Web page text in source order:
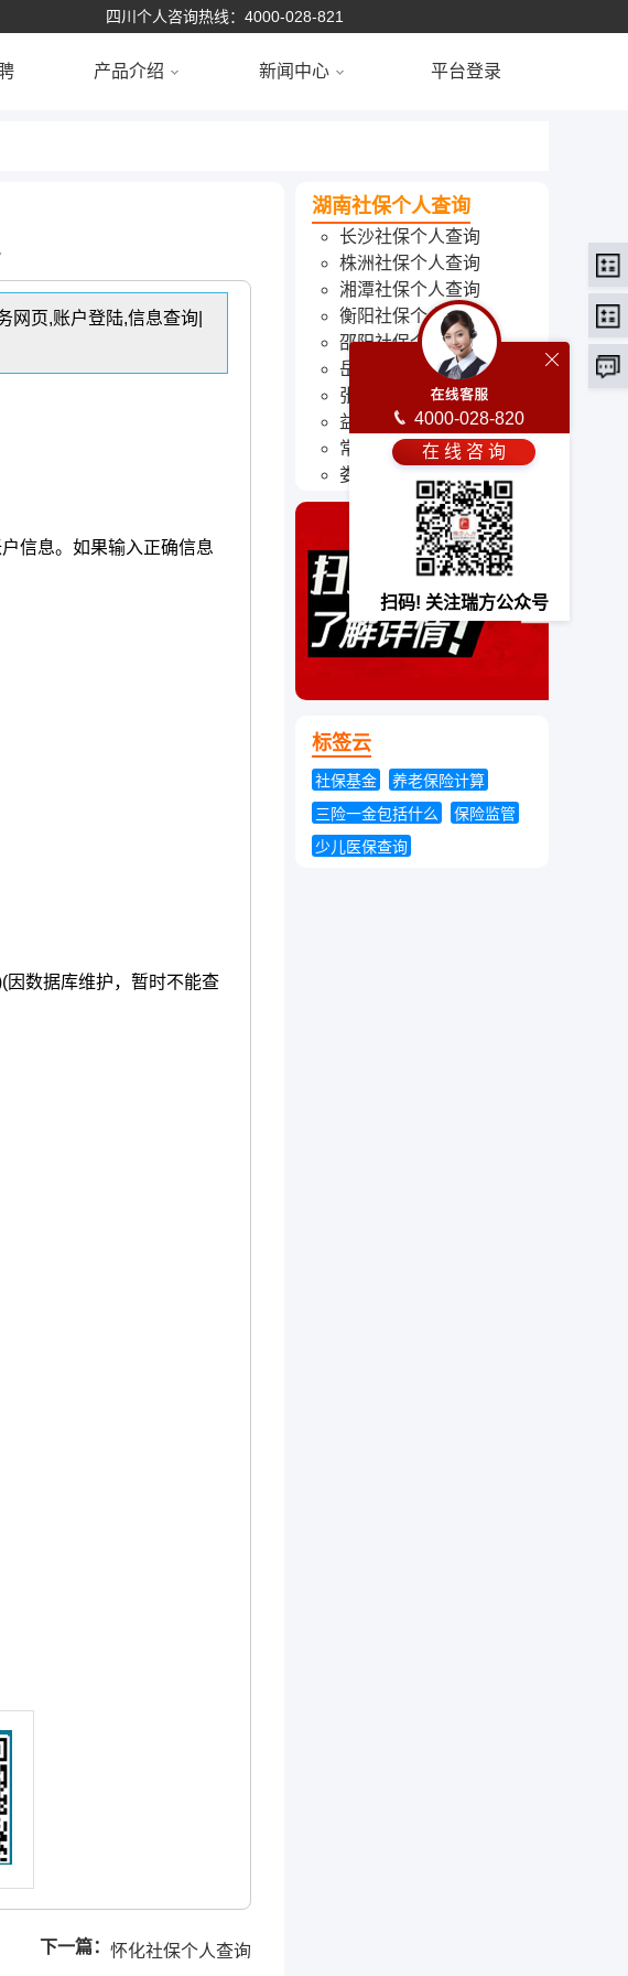
四川个人咨询热线：4000-028-821
产品介绍 新闻中心 平台登录
网页,账户登陆,信息查询|
信息。如果输入正确信息
数据库维护，暂时不能查
下一篇： 怀化社保个人查询
湖南社保个人查询
长沙社保个人查询
株洲社保个人查询
湘潭社保个人查询
衡阳社保个人查询
邵阳社保个人查询
岳阳社保个人查询
张家界社保个人查询
益阳社保个人查询
常德社保个人查询
娄底社保个人查询
郴州社保个人查询
永州社保个人查询
怀化社保个人查询
标签云
社保基金
养老保险计算
三险一金包括什么
保险监管
少儿医保查询
4000-028-820
在 线 咨 询
扫码! 关注瑞方公众号